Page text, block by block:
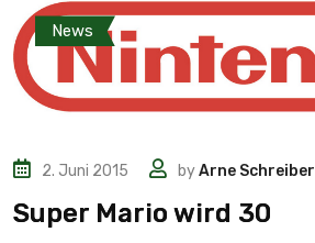
News
2. Juni 2015 byArne Schreiber
Super Mario wird 30